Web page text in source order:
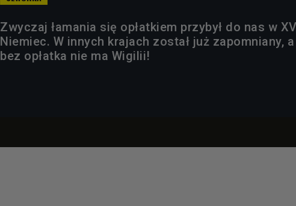
Zwyczaj łamania się opłatkiem przybył do nas w
Niemiec. W innych krajach został już zapomniany,
bez opłatka nie ma Wigilii!